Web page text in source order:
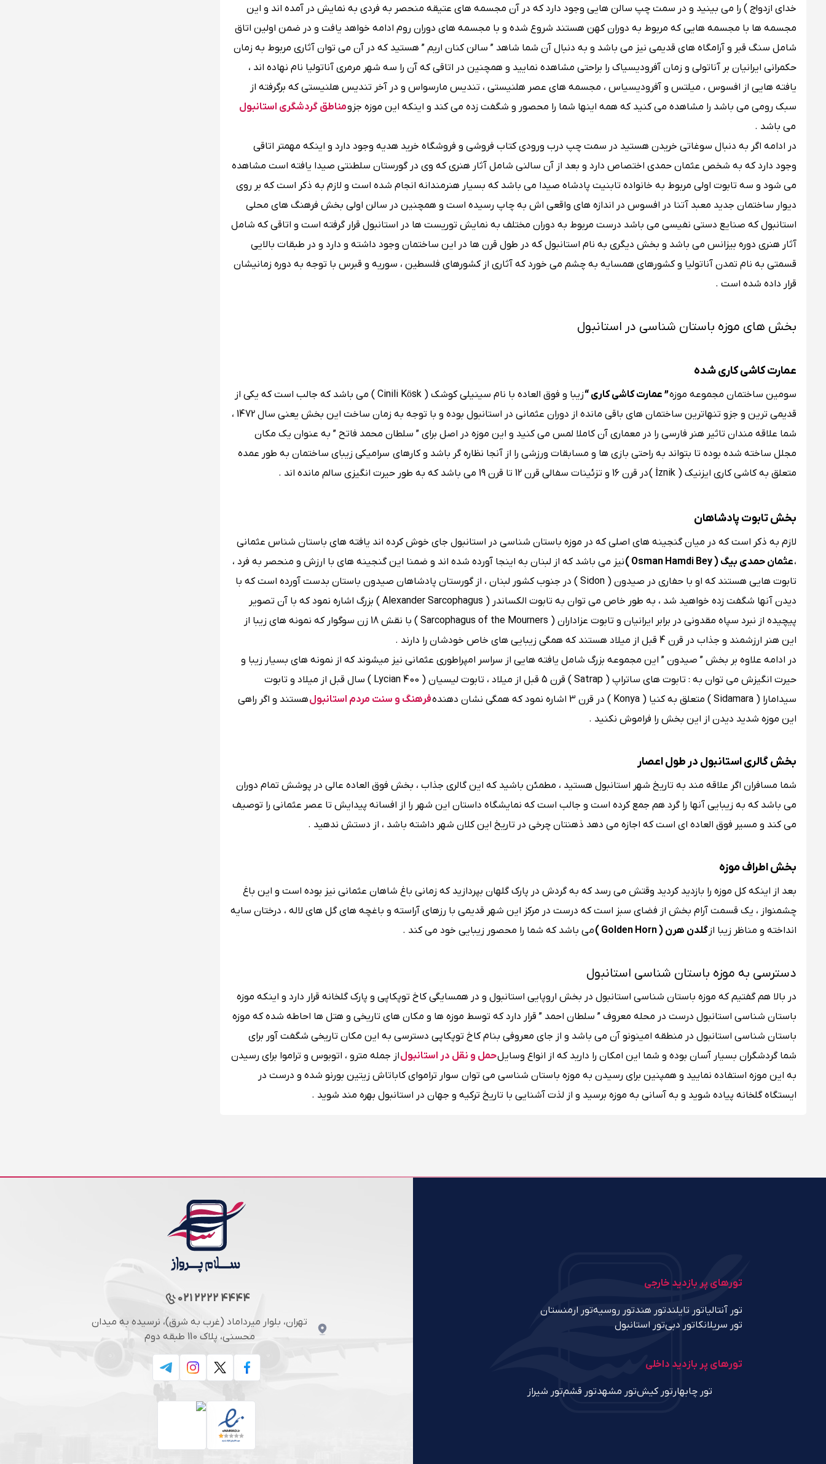
خدای ازدواج ) را می بینید و در سمت چپ سالن هایی وجود دارد که در آن مجسمه های عتیقه منحصر به فردی به نمایش در آمده اند و این
مجسمه ها با مجسمه هایی که مربوط به دوران کهن هستند شروع شده و با مجسمه های دوران روم ادامه خواهد یافت و در ضمن اولین اتاق
شامل سنگ قبر و آرامگاه های قدیمی نیز می باشد و به دنبال آن شما شاهد ” سالن کنان اریم ” هستید که در آن می توان آثاری مربوط به زمان
حکمرانی ایرانیان بر آناتولی و زمان آفرودیسیاک را براحتی مشاهده نمایید و همچنین در اتاقی که آن را سه شهر مرمری آناتولیا نام نهاده اند ،
یافته هایی از افسوس ، میلتس و آفرودیسیاس ، مجسمه های عصر هلنیستی ، تندیس مارسواس و در آخر تندیس هلنیستی که برگرفته از
سبک رومی می باشد را مشاهده می کنید که همه اینها شما را محصور و شگفت زده می کند و اینکه این موزه جزومناطق گردشگری استانبول
می باشد .
در ادامه اگر به دنبال سوغاتی خریدن هستید در سمت چپ درب ورودی کتاب فروشی و فروشگاه خرید هدیه وجود دارد و اینکه مهمتر اتاقی
وجود دارد که به شخص عثمان حمدی اختصاص دارد و بعد از آن سالنی شامل آثار هنری که وی در گورستان سلطنتی صیدا یافته است مشاهده
می شود و سه تابوت اولی مربوط به خانواده تابنیت پادشاه صیدا می باشد که بسیار هنرمندانه انجام شده است و لازم به ذکر است که بر روی
دیوار ساختمان جدید معبد آتنا در افسوس در اندازه های واقعی اش به چاپ رسیده است و همچنین در سالن اولی بخش فرهنگ های محلی
استانبول که صنایع دستی نفیسی می باشد درست مربوط به دوران مختلف به نمایش توریست ها در استانبول قرار گرفته است و اتاقی که شامل
آثار هنری دوره بیزانس می باشد و بخش دیگری به نام استانبول که در طول قرن ها در این ساختمان وجود داشته و دارد و در طبقات بالایی
قسمتی به نام تمدن آناتولیا و کشورهای همسایه به چشم می خورد که آثاری از کشورهای فلسطین ، سوریه و قبرس با توجه به دوره زمانیشان
قرار داده شده است .
بخش های موزه باستان شناسی در استانبول
عمارت کاشی کاری شده
سومین ساختمان مجموعه موزه” عمارت کاشی کاری “
زیبا و فوق العاده‌ با نام سینیلی کوشک ( Cinili Kösk ) می باشد که جالب است که یکی از
قدیمی ‌ترین و جزو تنهاترین ساختمان‌ های باقی مانده از دوران عثمانی در استانبول بوده و با توجه به زمان ساخت این بخش یعنی سال 1472 ،
شما علاقه مندان تاثیر هنر فارسی را در معماری آن کاملا لمس می کنید و این موزه در اصل برای ” سلطان محمد فاتح ” به عنوان یک مکان
مجلل ساخته شده بوده تا بتواند به راحتی بازی ها و مسابقات ورزشی را از آنجا نظاره گر باشد و کارهای سرامیکی زیبای ساختمان به طور عمده
متعلق به کاشی کاری ایزنیک ( İznik ) در قرن 16 و تزئینات سفالی قرن 12 تا قرن 19 می باشد که به طور حیرت انگیزی سالم مانده اند .
بخش تابوت پادشاهان
لازم به ذکر است که در میان گنجینه ‌های اصلی که در موزه باستان ‌شناسی در استانبول جای خوش کرده اند یافته‌ های باستان شناس عثمانی
،عثمان حمدی بیگ ( Osman Hamdi Bey )
نیز می باشد که از لبنان به اینجا آورده شده اند و ضمنا این گنجینه‌ های با ارزش و منحصر به فرد ،
تابوت هایی هستند که او با حفاری در صیدون ( Sidon ) در جنوب کشور لبنان ، از گورستان پادشاهان صیدون باستان بدست آورده است که با
دیدن آنها شگفت زده خواهید شد ، به طور خاص می توان به تابوت الکساندر ( Alexander Sarcophagus ) بزرگ اشاره نمود که با آن تصویر
پیچیده از نبرد سپاه مقدونی در برابر ایرانیان و تابوت عزاداران ( Sarcophagus of the Mourners ) با نقش 18 زن سوگوار که نمونه های زیبا از
این هنر ارزشمند و جذاب در قرن 4 قبل از میلاد هستند که همگی زیبایی های خاص خودشان را دارند .
در ادامه علاوه بر بخش ” صیدون ” این مجموعه بزرگ شامل یافته هایی از سراسر امپراطوری عثمانی نیز میشوند که از نمونه‌ های بسیار زیبا و
حیرت انگیزش می توان به : تابوت ‌های ساتراپ ( Satrap ) قرن 5 قبل از میلاد ، تابوت لیسیان ( Lycian 400 ) سال قبل از میلاد و تابوت
سیدامارا ( Sidamara ) متعلق به کنیا ( Konya ) در قرن 3 اشاره نمود که همگی نشان دهنده
فرهنگ و سنت مردم استانبولهستند و اگر راهی
این موزه شدید دیدن از این بخش را فراموش نکنید .
بخش گالری استانبول در طول اعصار
شما مسافران اگر علاقه مند به تاریخ شهر استانبول هستید ، مطمئن باشید که این گالری جذاب ، بخش فوق العاده عالی در پوشش تمام دوران
می باشد که به زیبایی آنها را گرد هم جمع کرده است و جالب است که نمایشگاه داستان این شهر را از افسانه پیدایش تا عصر عثمانی را توصیف
می کند و مسیر فوق العاده ای است که اجازه می‌ دهد ذهنتان چرخی در تاریخ این کلان شهر داشته باشد ، از دستش ندهید .
بخش اطراف موزه
بعد از اینکه کل موزه را بازدید کردید وقتش می رسد که به گردش در پارک گلهان بپردازید که زمانی باغ شاهان عثمانی نیز بوده است و این باغ
چشمنواز ، یک قسمت آرام بخش از فضای سبز است که درست در مرکز این شهر قدیمی با رزهای آراسته و باغچه های گل های لاله ، درختان سایه
انداخته و مناظر زیبا از گلدن هرن ( Golden Horn ) می باشد که شما را محصور زیبایی خود می کند .
دسترسی به موزه باستان شناسی استانبول
در بالا هم گفتیم که موزه باستان شناسی استانبول در بخش اروپایی استانبول و در همسایگی کاخ توپکاپی و پارک گلخانه قرار دارد و اینکه موزه
باستان شناسی استانبول درست در محله معروف ” سلطان احمد ” قرار دارد که توسط موزه ها و مکان های تاریخی و هتل ها احاطه شده که موزه
باستان شناسی استانبول در منطقه امینونو آن می باشد و از جای معروفی بنام کاخ توپکاپی دسترسی به این مکان تاریخی شگفت آور برای
شما گردشگران بسیار آسان بوده و شما این امکان را دارید که از انواع وسایلحمل و نقل در استانبولاز جمله مترو ، اتوبوس و تراموا برای رسیدن
به این موزه استفاده نمایید و همپنین برای رسیدن به موزه باستان شناسی می توان سوار تراموای کاباتاش زیتین بورنو شده و درست در
ایستگاه گلخانه پیاده شوید و به آسانی به موزه برسید و از لذت آشنایی با تاریخ ترکیه و جهان در استانبول بهره مند شوید .
تورهای پر بازدید خارجی
تور آنتالیاتور تایلندتور هندتور روسیهتور ارمنستان
تور سریلانکاتور دبیتور استانبول
تورهای پر بازدید داخلی
تور چابهار تور کیشتور مشهدتور قشمتور شیراز
021 2222 4444
تهران، بلوار میرداماد (غرب به شرق)، نرسیده به میدان
محسنی، پلاک 110 طبقه دوم